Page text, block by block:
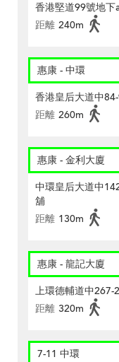
香港堅道99號地下
距離 240m
惠康 - 中環
香港皇后大道中
距離 260m
惠康 - 金利大廈
中環皇后大道中
舖
距離 130m
惠康 - 龍記大廈
上環德輔道中267-
距離 320m
7-11 中環